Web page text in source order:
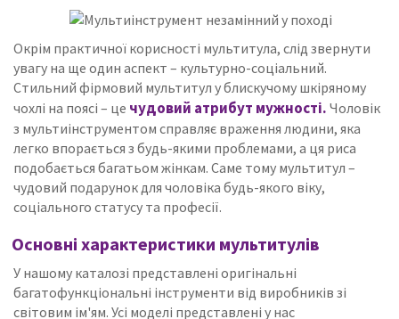
Окрім практичної корисності мультитула, слід звернути
увагу на ще один аспект – культурно-соціальний.
Стильний фірмовий мультитул у блискучому шкіряному
чохлі на поясі – це чудовий атрибут мужності.Чоловік
з мультиінструментом справляє враження людини, яка
легко впорається з будь-якими проблемами, а ця риса
подобається багатьом жінкам.Саме тому мультитул –
чудовий подарунок для чоловіка будь-якого віку,
соціального статусу та професії.
Основні характеристики мультитулів
У нашому каталозі представлені оригінальні
багатофункціональні інструменти від виробників зі
світовим ім'ям.Усі моделі представлені у нас